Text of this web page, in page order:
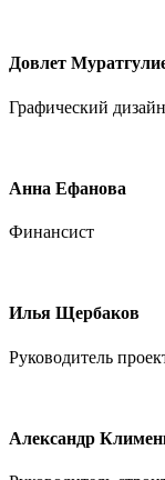
Довлет
Графический
Анна Ефанова
Финансист
Илья Щербаков
Руководитель
Александр